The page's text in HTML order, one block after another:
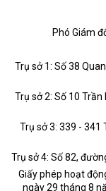
Phó Giám
Trụ sở 1: Số 38
Trụ sở 2: Số 10
Trụ sở 3: 339 - 341
Trụ sở 4: Số 82,
Giấy phép hoạt
ngày 29 tháng 8